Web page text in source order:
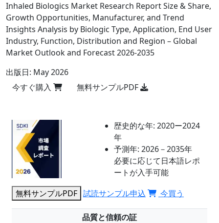
Inhaled Biologics Market Research Report Size & Share,
Growth Opportunities, Manufacturer, and Trend
Insights Analysis by Biologic Type, Application, End User
Industry, Function, Distribution and Region – Global
Market Outlook and Forecast 2026-2035
出版日: May 2026
今すぐ購入
無料サンプルPDF
歴史的な年: 2020ー2024
年
予測年: 2026－2035年
必要に応じて日本語レポ
ートが入手可能
無料サンプルPDF 試読サンプル申込 今買う
品質と信頼の証